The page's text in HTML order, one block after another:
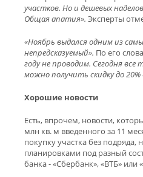
участков. Но и дешевых
Общая апатия». Эксперты
«Ноябрь выдался одним из
непредсказуемый». По его
году не проводим. Сегодня
можно получить скидку до
Хорошие новости
Есть, впрочем, новости,
млн кв. м введенного за 11
покупку участка без
планировками под разный
банка - «Сбербанк», «ВТБ» или